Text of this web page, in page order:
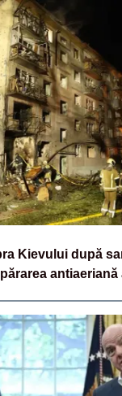
Kievului după
antiaeriană